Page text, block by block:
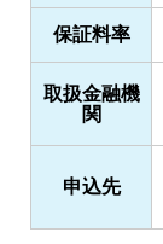
保証料率
取扱金融機
関
申込先